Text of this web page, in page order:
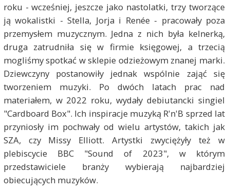
roku - wcześniej, jeszcze jako nastolatki, trzy tworzące
ją wokalistki - Stella, Jorja i Renée - pracowały poza
przemysłem muzycznym. Jedna z nich była kelnerką,
druga zatrudniła się w firmie księgowej, a trzecią
mogliśmy spotkać w sklepie odzieżowym znanej marki.
Dziewczyny postanowiły jednak wspólnie zająć się
tworzeniem muzyki. Po dwóch latach prac nad
materiałem, w 2022 roku, wydały debiutancki singiel
"Cardboard Box". Ich inspiracje muzyką R'n'B sprzed lat
przyniosły im pochwały od wielu artystów, takich jak
SZA, czy Missy Elliott. Artystki zwyciężyły też w
plebiscycie BBC "Sound of 2023", w którym
przedstawiciele branży wybierają najbardziej
obiecujących muzyków.